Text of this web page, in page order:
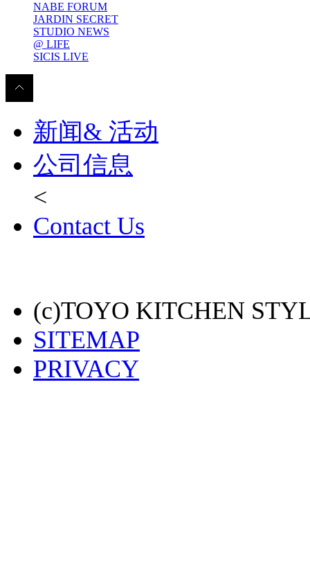
NABE FORUM
JARDIN SECRET
STUDIO NEWS
@ LIFE
SICIS LIVE
新闻& 活动
公司信息
<
Contact Us
(c)TOYO KITCHEN
SITEMAP
PRIVACY